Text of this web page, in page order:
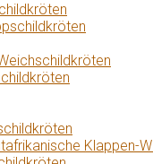
Klappen-